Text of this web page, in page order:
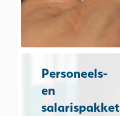
Personeels-
en
salarispakket